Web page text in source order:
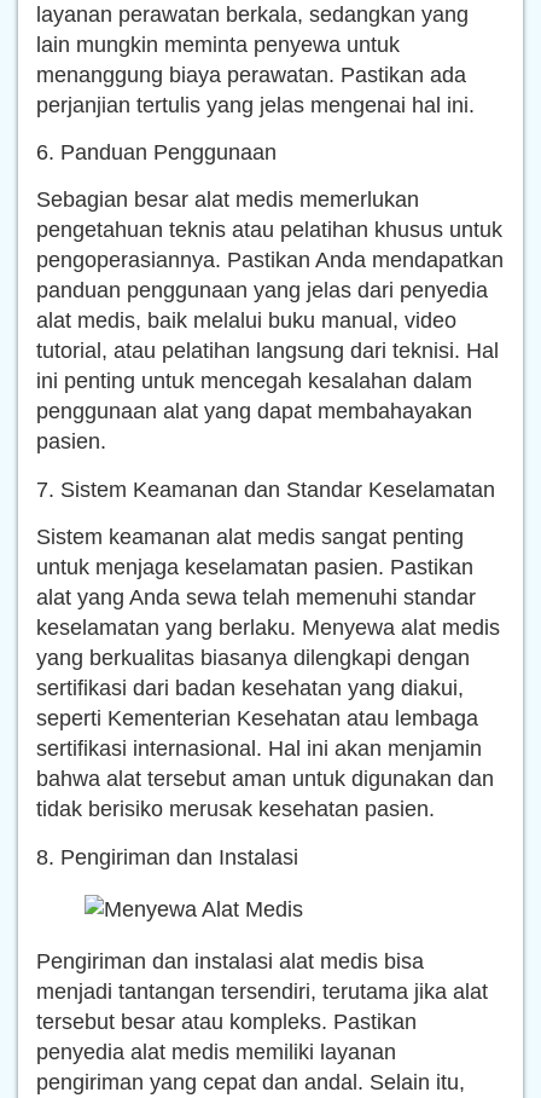
layanan perawatan berkala, sedangkan yang
lain mungkin meminta penyewa untuk
menanggung biaya perawatan. Pastikan ada
perjanjian tertulis yang jelas mengenai hal ini.
6. Panduan Penggunaan
Sebagian besar alat medis memerlukan
pengetahuan teknis atau pelatihan khusus untuk
pengoperasiannya. Pastikan Anda mendapatkan
panduan penggunaan yang jelas dari penyedia
alat medis, baik melalui buku manual, video
tutorial, atau pelatihan langsung dari teknisi. Hal
ini penting untuk mencegah kesalahan dalam
penggunaan alat yang dapat membahayakan
pasien.
7. Sistem Keamanan dan Standar Keselamatan
Sistem keamanan alat medis sangat penting
untuk menjaga keselamatan pasien. Pastikan
alat yang Anda sewa telah memenuhi standar
keselamatan yang berlaku. Menyewa alat medis
yang berkualitas biasanya dilengkapi dengan
sertifikasi dari badan kesehatan yang diakui,
seperti Kementerian Kesehatan atau lembaga
sertifikasi internasional. Hal ini akan menjamin
bahwa alat tersebut aman untuk digunakan dan
tidak berisiko merusak kesehatan pasien.
8. Pengiriman dan Instalasi
Pengiriman dan instalasi alat medis bisa
menjadi tantangan tersendiri, terutama jika alat
tersebut besar atau kompleks. Pastikan
penyedia alat medis memiliki layanan
pengiriman yang cepat dan andal. Selain itu,